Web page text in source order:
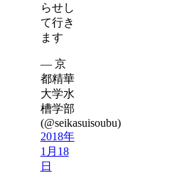
らせし
て行き
ます
— 京
都精華
大学水
槽学部
(@seikasuisoubu)
2018年
1月18
日